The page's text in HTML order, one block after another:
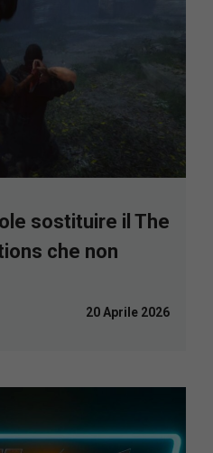
sostituire il The
che non
20 Aprile 2026